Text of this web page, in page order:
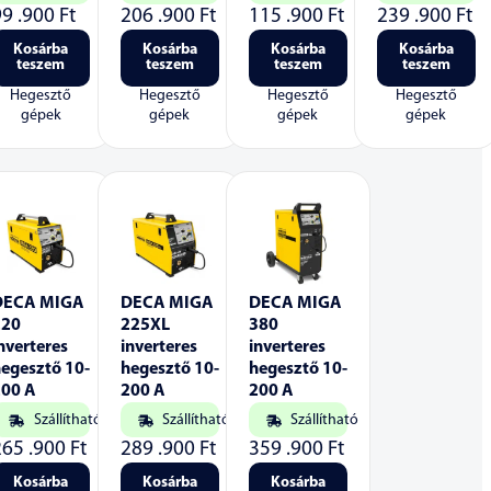
.900 Ft
Kosárba
teszem
Hegesztő
gépek
206 .900 Ft
Kosárba
teszem
Hegesztő
gépek
115 .900 Ft
Kosárba
teszem
Hegesztő
gépek
239 .900 Ft
Kosárba
teszem
Hegesztő
gépek
MIGA
10-
A
Szállítható
.900 Ft
Kosárba
DECA MIGA
225XL
inverteres
hegesztő 10-
200 A
Szállítható
289 .900 Ft
Kosárba
DECA MIGA
380
inverteres
hegesztő 10-
200 A
Szállítható
359 .900 Ft
Kosárba